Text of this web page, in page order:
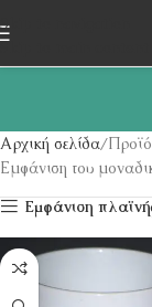
Skip to navigation
Skip to main content
Αρχική σελίδα
Εμφάνιση του
Εμφάνιση